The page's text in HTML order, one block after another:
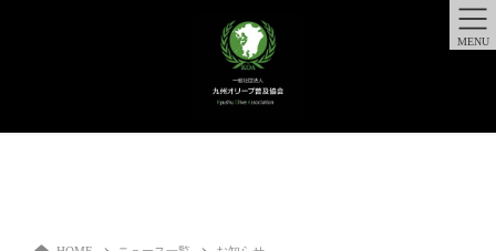
MENU